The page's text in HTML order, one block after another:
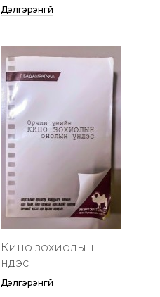
Дэлгэрэнгүй
Кино зохиолын
үндэс
Дэлгэрэнгүй